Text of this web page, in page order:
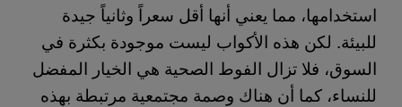
استخدامها، مما يعني أنها أقل سعراً وثانياً جيدة
للبيئة. لكن هذه الأكواب ليست موجودة بكثرة في
السوق، فلا تزال الفوط الصحية هي الخيار المفضل
للنساء، كما أن هناك وصمة مجتمعية مرتبطة بهذه